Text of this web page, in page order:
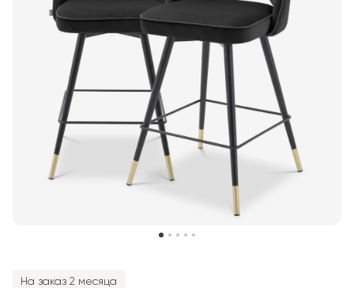
На заказ 2 месяца